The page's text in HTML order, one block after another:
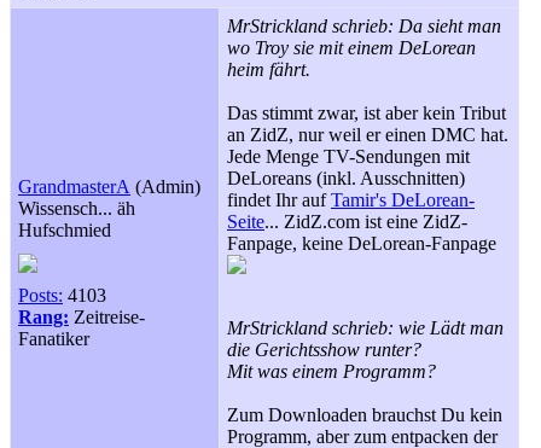
GrandmasterA (Admin)
Wissensch... äh
Hufschmied
Posts: 4103
Rang: Zeitreise-
Fanatiker
MrStrickland schrieb: Da sieht man
wo Troy sie mit einem DeLorean
heim fährt.
Das stimmt zwar, ist aber kein Tribut
an ZidZ, nur weil er einen DMC hat.
Jede Menge TV-Sendungen mit
DeLoreans (inkl. Ausschnitten)
findet Ihr aufTamir's DeLorean-
Seite... ZidZ.com ist eine ZidZ-
Fanpage, keine DeLorean-Fanpage
MrStrickland schrieb: wie Lädt man
die Gerichtsshow runter?
Mit was einem Programm?
Zum Downloaden brauchst Du kein
Programm, aber zum entpacken der